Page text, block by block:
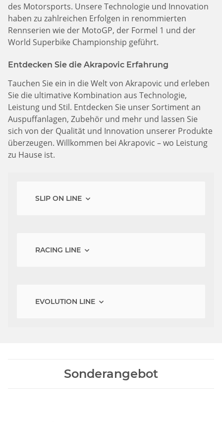
des Motorsports. Unsere Technologie und Innovation
haben zu zahlreichen Erfolgen in renommierten
Rennserien wie der MotoGP, der Formel 1 und der
World Superbike Championship geführt.
Entdecken Sie die Akrapovic Erfahrung
Tauchen Sie ein in die Welt von Akrapovic und erleben
Sie die ultimative Kombination aus Technologie,
Leistung und Stil. Entdecken Sie unser Sortiment an
Auspuffanlagen, Zubehör und mehr und lassen Sie
sich von der Qualität und Innovation unserer Produkte
überzeugen. Willkommen bei Akrapovic – wo Leistung
zu Hause ist.
SLIP ON LINE
RACING LINE
EVOLUTION LINE
Sonderangebot